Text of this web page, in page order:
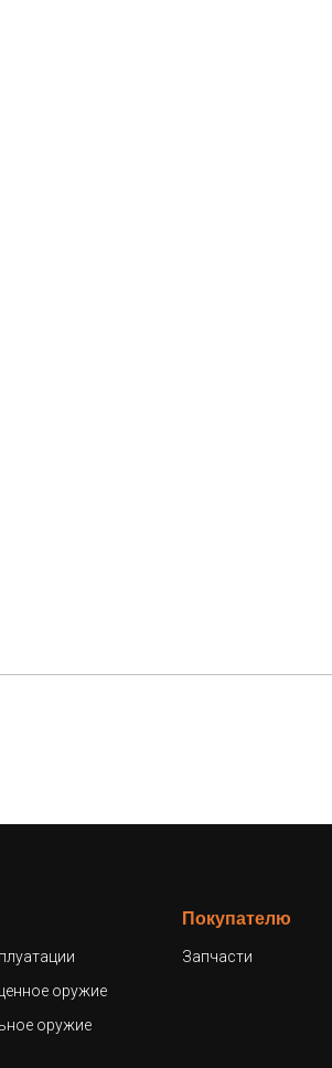
оружие
оружие
Покупателю
Запчасти